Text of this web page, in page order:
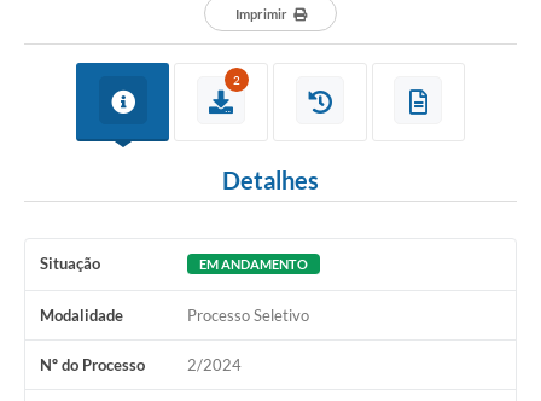
Obras
Galeria de Vídeos
Projetos
Imprimir
2
Detalhes
Situação EM ANDAMENTO
Modalidade Processo Seletivo
Nº do Processo 2/2024